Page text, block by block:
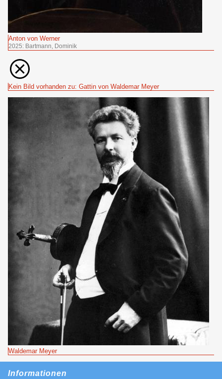
Anton von Werner
2025: Bartmann, Dominik
Kein Bild vorhanden zu: Gattin von Waldemar Meyer
Waldemar Meyer
Informationen